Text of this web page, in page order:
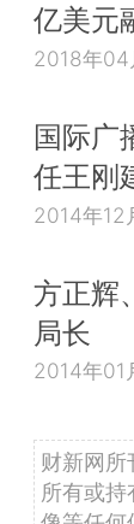
亿美元
2018年04
国际广
任王刚
2014年12
方正辉
局长
2014年01
财新网
所有或